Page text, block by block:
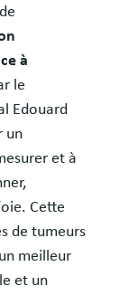
à
le
Edouard
un
et à
Cette
de tumeurs
meilleur
et un